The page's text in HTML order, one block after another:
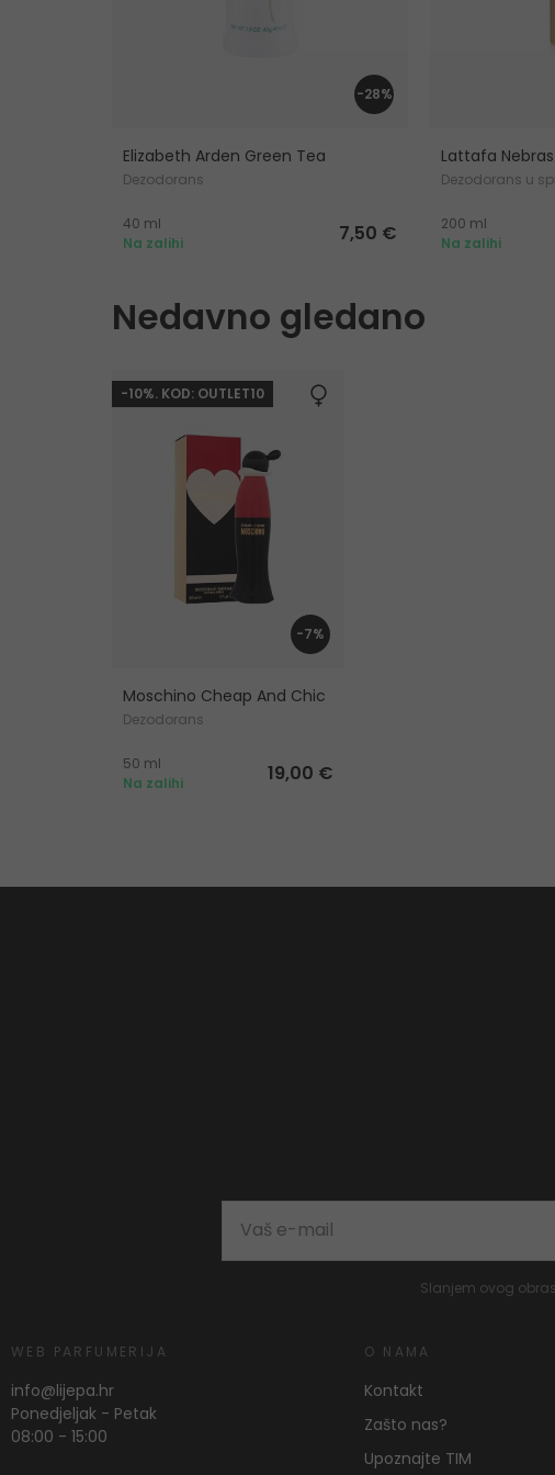
-28%
Elizabeth Arden Green Tea
Dezodorans
40 ml
Na zalihi
7,50 €
Lattafa Nebras
Dezodorans u
200 ml
Na zalihi
Nedavno gledano
-10%. KOD: OUTLET10
-7%
Moschino Cheap And Chic
Dezodorans
50 ml
Na zalihi
19,00 €
Slanjem ovog
WEB PARFUMERIJA
info@lijepa.hr
Ponedjeljak - Petak
08:00 - 15:00
O NAMA
Kontakt
Zašto nas?
Upoznajte TIM